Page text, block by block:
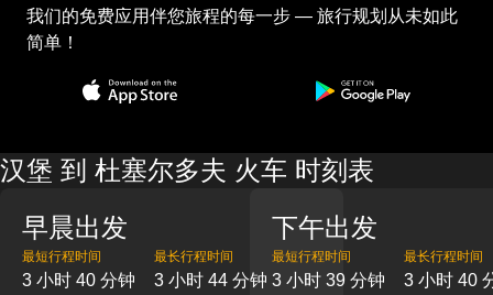
我们的免费应用伴您旅程的每一步 — 旅行规划从未如此
简单！
汉堡 到 杜塞尔多夫 火车 时刻表
早晨出发
最短行程时间
3 小时 40 分钟
最长行程时间
3 小时 44 分钟
下午出发
最短行程时间
3 小时 39 分钟
最长行程时间
3 小时 40